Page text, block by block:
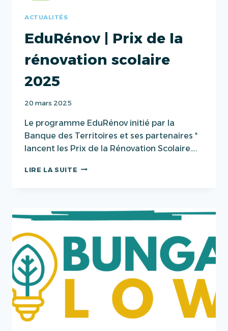
ACTUALITÉS
EduRénov | Prix de la
rénovation scolaire
2025
20 mars 2025
Le programme EduRénov initié par la
Banque des Territoires et ses partenaires *
lancent les Prix de la Rénovation Scolaire….
LIRE LA SUITE EDURÉNOV
2025